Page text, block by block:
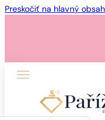
Preskočiť na hlavný obsah